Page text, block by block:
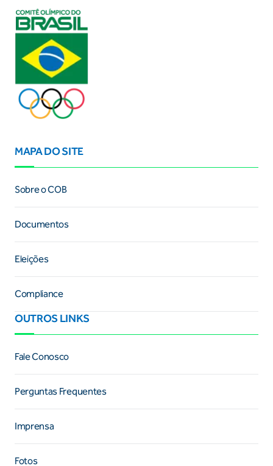
MAPA DO SITE
Sobre o COB
Documentos
Eleições
Compliance
OUTROS LINKS
Fale Conosco
Perguntas Frequentes
Imprensa
Fotos